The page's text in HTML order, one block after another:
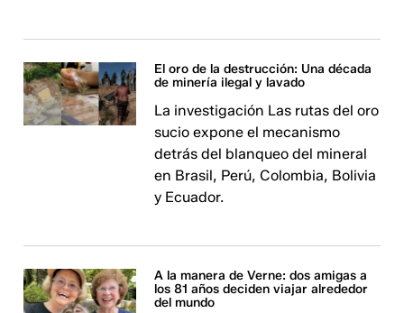
El oro de la destrucción: Una década
de minería ilegal y lavado
La investigación Las rutas del oro
sucio expone el mecanismo
detrás del blanqueo del mineral
en Brasil, Perú, Colombia, Bolivia
y Ecuador.
A la manera de Verne: dos amigas a
los 81 años deciden viajar alrededor
del mundo